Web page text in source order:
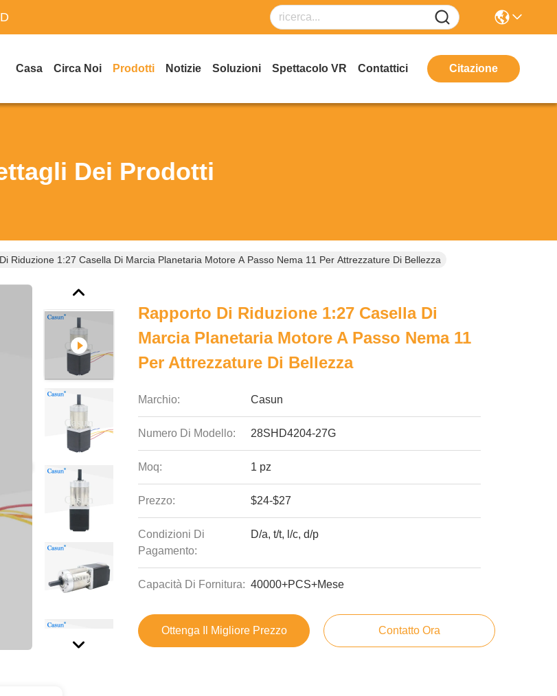
Casa Circa Noi Prodotti Notizie Soluzioni Spettacolo VR Contattici Citazione
Dei Prodotti
Riduzione 1:27 Casella Di Marcia Planetaria Motore A Passo Nema 11 Per Attrezzature Di Bellezza
Rapporto Di Riduzione 1:27 Casella Di
Marcia Planetaria Motore A Passo Nema 11
Per Attrezzature Di Bellezza
Marchio: Casun
Numero Di Modello: 28SHD4204-27G
Moq: 1 pz
Prezzo: $24-$27
Condizioni Di
Pagamento:
D/a, t/t, l/c, d/p
Capacità Di Fornitura: 40000+PCS+Mese
Ottenga Il Migliore Prezzo Contatto Ora